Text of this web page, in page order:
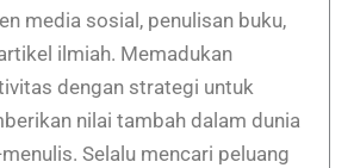
media sosial, penulisan buku,
ilmiah. Memadukan
dengan strategi untuk
nilai tambah dalam dunia
Selalu mencari peluang